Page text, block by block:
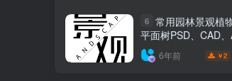
6 常用园林景观植
平面树PSD、CAD
线稿
6年前 ￥2